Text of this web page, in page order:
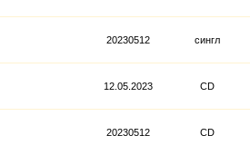
20230512 сингл
12.05.2023 CD
20230512 CD